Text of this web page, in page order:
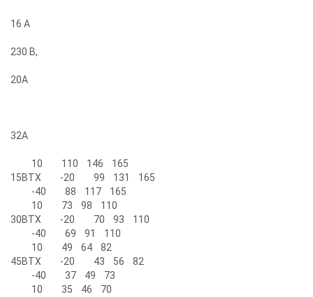
16 A
230 В,
20А
32А
10 110 146 165
15ВТХ -20 99 131 165
-40 88 117 165
10 73 98 110
30ВТХ -20 70 93 110
-40 69 91 110
10 49 64 82
45ВТХ -20 43 56 82
-40 37 49 73
10 35 46 70